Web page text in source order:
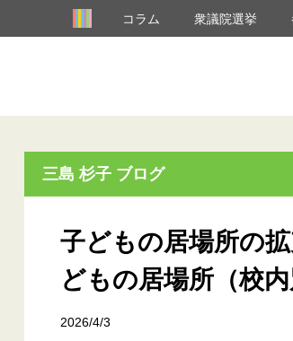
コラム 衆議院選挙
三島 杉子 ブログ
子どもの居場所の
どもの居場所（校
2026/4/3